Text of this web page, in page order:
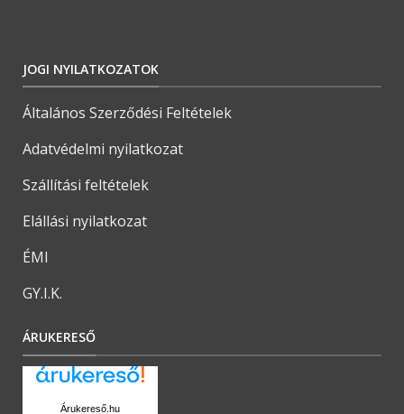
JOGI NYILATKOZATOK
Általános Szerződési Feltételek
Adatvédelmi nyilatkozat
Szállítási feltételek
Elállási nyilatkozat
ÉMI
GY.I.K.
ÁRUKERESŐ
Árukereső.hu